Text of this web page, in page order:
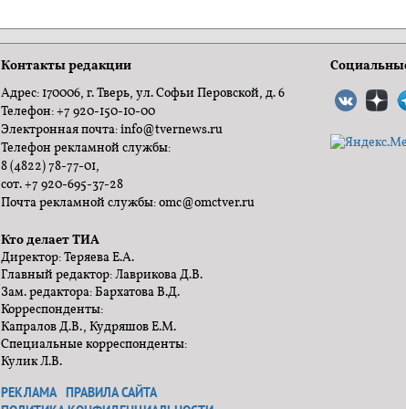
Контакты редакции
Адрес: 170006, г. Тверь, ул. Софьи Перовской, д. 6
Телефон: +7 920-150-10-00
Электронная почта: info@tvernews.ru
Телефон рекламной службы:
8 (4822) 78-77-01,
сот. +7 920-695-37-28
Почта рекламной службы: omc@omctver.ru
Кто делает ТИА
Директор: Теряева Е.А.
Главный редактор: Лаврикова Д.В.
Зам. редактора: Бархатова В.Д.
Корреспонденты:
Капралов Д.В., Кудряшов Е.М.
Специальные корреспонденты:
Кулик Л.В.
РЕКЛАМА ПРАВИЛА САЙТА